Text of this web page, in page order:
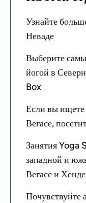
Узнайте
Неваде
Выберите
йогой в
Box
Если вы
Вегасе,
Занятия Yoga
западной и
Вегасе и
Почувствуйте